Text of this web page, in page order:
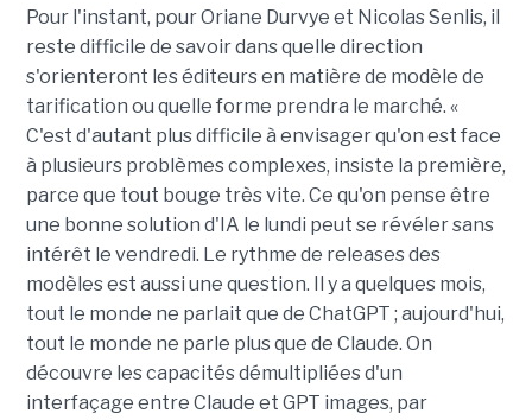
Pour l'instant, pour Oriane Durvye et Nicolas Senlis, il
reste difficile de savoir dans quelle direction
s'orienteront les éditeurs en matière de modèle de
tarification ou quelle forme prendra le marché. «
C'est d'autant plus difficile à envisager qu'on est face
à plusieurs problèmes complexes, insiste la première,
parce que tout bouge très vite. Ce qu'on pense être
une bonne solution d'IA le lundi peut se révéler sans
intérêt le vendredi. Le rythme de releases des
modèles est aussi une question. Il y a quelques mois,
tout le monde ne parlait que de ChatGPT ; aujourd'hui,
tout le monde ne parle plus que de Claude. On
découvre les capacités démultipliées d'un
interfaçage entre Claude et GPT images, par